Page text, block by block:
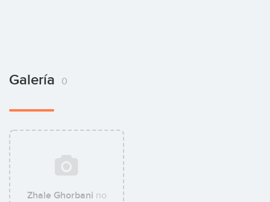
Galería 0
Zhale Ghorbani no